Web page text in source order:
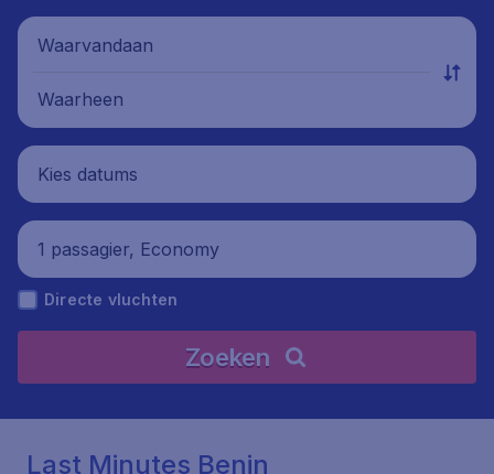
Waarvandaan
Waarheen
Kies datums
1 passagier, Economy
Directe vluchten
Zoeken
Last Minutes Benin